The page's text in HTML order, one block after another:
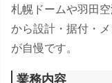
札幌ドームや羽田
から設計・据付・
が自慢です。
業務内容